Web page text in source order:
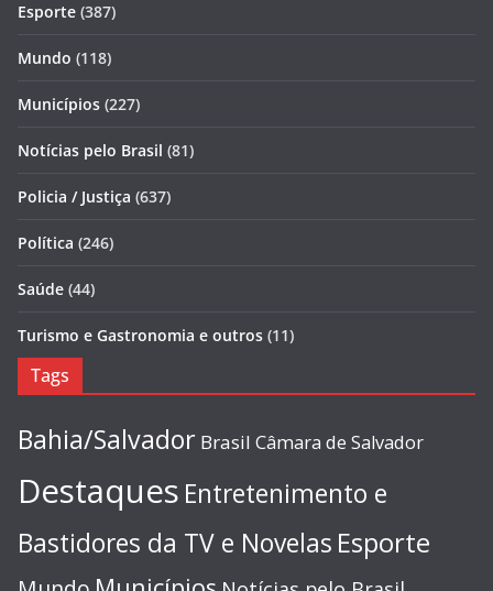
Esporte (387)
Mundo (118)
Municípios (227)
Notícias pelo Brasil (81)
Policia / Justiça (637)
Política (246)
Saúde (44)
Turismo e Gastronomia e outros (11)
Tags
Bahia/Salvador Brasil Câmara de Salvador
Destaques Entretenimento e
Bastidores da TV e Novelas Esporte